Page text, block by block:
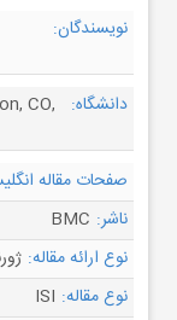
نویسندگان:
دانشگاه:
CO,
صفحات مقاله
ناشر: BMC
نوع ارائه مقاله:
نوع مقاله: ISI